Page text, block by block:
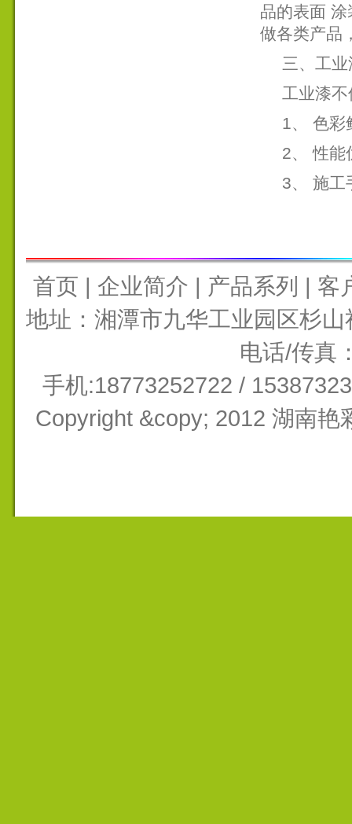
品的表面
做各类产品
三、工
工业漆
1、 色彩
2、 性能
3、 施工
首页 | 企业简介 | 产品系列 | 客
地址：湘潭市九华工业园区杉
电话/传真
手机:18773252722 /
Copyright &copy; 2012 湖南